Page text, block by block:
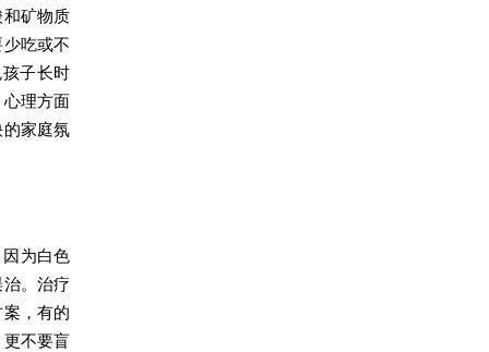
矿物质
吃或不
子长时
理方面
家庭氛
为白色
。治疗
，有的
不要盲